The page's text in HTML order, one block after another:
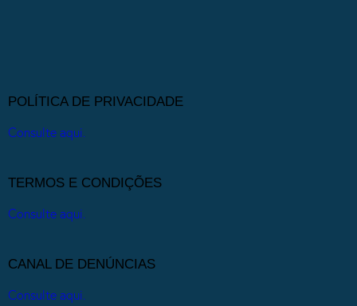
POLÍTICA DE PRIVACIDADE
Consulte aqui.
TERMOS E CONDIÇÕES
Consulte aqui.
CANAL DE DENÚNCIAS
Consulte aqui.